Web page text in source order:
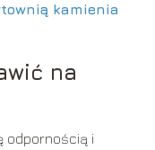
kamienia
na
odpornością i